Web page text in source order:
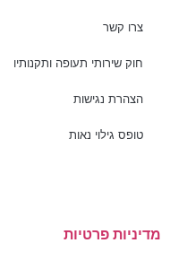
צרו קשר
חוק שירותי תעופה ותקנותיו
הצהרת נגישות
טופס גילוי נאות
מדיניות פרטיות